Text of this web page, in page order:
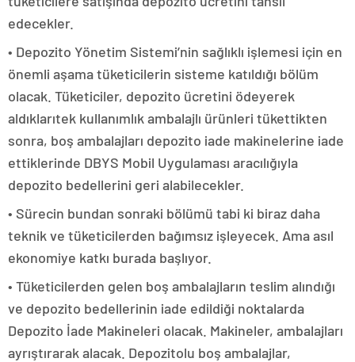
edecekler.
• Depozito Yönetim Sistemi’nin sağlıklı işlemesi için en
önemli aşama tüketicilerin sisteme katıldığı bölüm
olacak. Tüketiciler, depozito ücretini ödeyerek
aldıklarıtek kullanımlık ambalajlı ürünleri tükettikten
sonra, boş ambalajları depozito iade makinelerine iade
ettiklerinde DBYS Mobil Uygulaması aracılığıyla
depozito bedellerini geri alabilecekler.
• Sürecin bundan sonraki bölümü tabi ki biraz daha
teknik ve tüketicilerden bağımsız işleyecek. Ama asıl
ekonomiye katkı burada başlıyor.
• Tüketicilerden gelen boş ambalajların teslim alındığı
ve depozito bedellerinin iade edildiği noktalarda
Depozito İade Makineleri olacak. Makineler, ambalajları
ayrıştırarak alacak. Depozitolu boş ambalajlar,